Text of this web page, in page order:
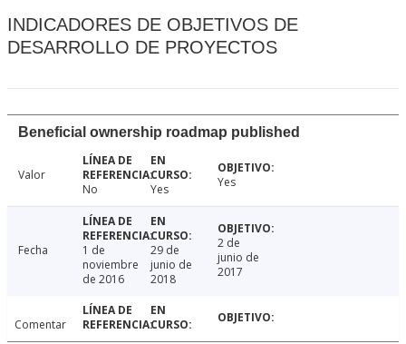
INDICADORES DE OBJETIVOS DE
DESARROLLO DE PROYECTOS
Beneficial ownership roadmap published
Valor
No
Yes Yes
Fecha
1 de
noviembre
de 2016
29 de
junio de
2018
2 de
junio de
2017
Comentar